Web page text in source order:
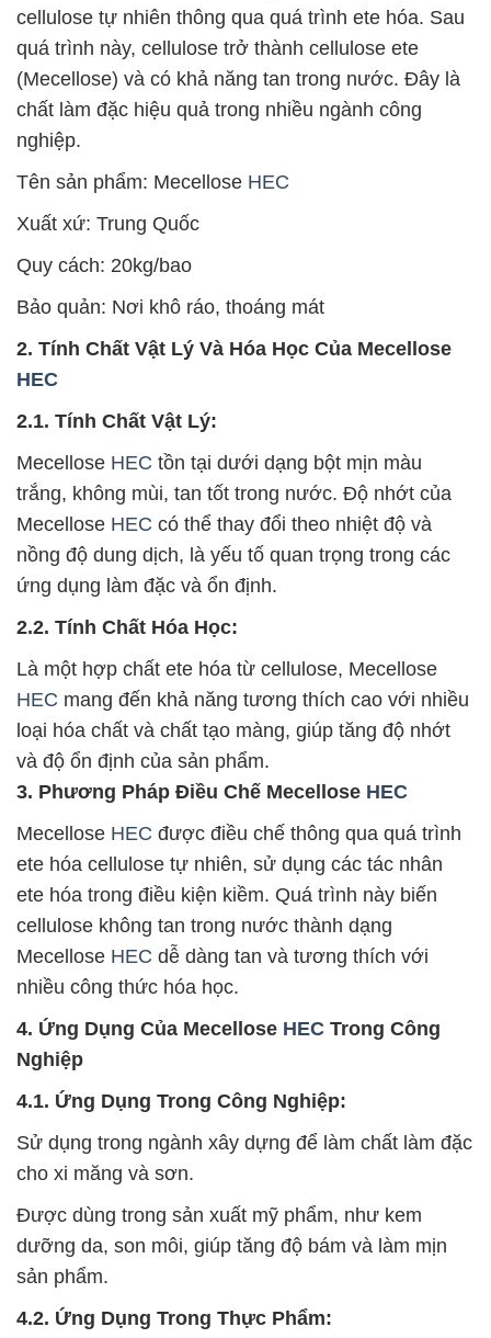
cellulose tự nhiên thông qua quá trình ete hóa. Sau
quá trình này, cellulose trở thành cellulose ete
(Mecellose) và có khả năng tan trong nước. Đây là
chất làm đặc hiệu quả trong nhiều ngành công
nghiệp.
Tên sản phẩm: Mecellose HEC
Xuất xứ: Trung Quốc
Quy cách: 20kg/bao
Bảo quản: Nơi khô ráo, thoáng mát
2. Tính Chất Vật Lý Và Hóa Học Của Mecellose
HEC
2.1. Tính Chất Vật Lý:
Mecellose HEC tồn tại dưới dạng bột mịn màu
trắng, không mùi, tan tốt trong nước. Độ nhớt của
Mecellose HEC có thể thay đổi theo nhiệt độ và
nồng độ dung dịch, là yếu tố quan trọng trong các
ứng dụng làm đặc và ổn định.
2.2. Tính Chất Hóa Học:
Là một hợp chất ete hóa từ cellulose, Mecellose
HEC mang đến khả năng tương thích cao với nhiều
loại hóa chất và chất tạo màng, giúp tăng độ nhớt
và độ ổn định của sản phẩm.
3. Phương Pháp Điều Chế Mecellose HEC
Mecellose HEC được điều chế thông qua quá trình
ete hóa cellulose tự nhiên, sử dụng các tác nhân
ete hóa trong điều kiện kiềm. Quá trình này biến
cellulose không tan trong nước thành dạng
Mecellose HEC dễ dàng tan và tương thích với
nhiều công thức hóa học.
4. Ứng Dụng Của Mecellose HEC Trong Công
Nghiệp
4.1. Ứng Dụng Trong Công Nghiệp:
Sử dụng trong ngành xây dựng để làm chất làm đặc
cho xi măng và sơn.
Được dùng trong sản xuất mỹ phẩm, như kem
dưỡng da, son môi, giúp tăng độ bám và làm mịn
sản phẩm.
4.2. Ứng Dụng Trong Thực Phẩm: